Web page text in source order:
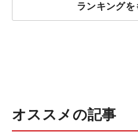
ランキングを
オススメの記事